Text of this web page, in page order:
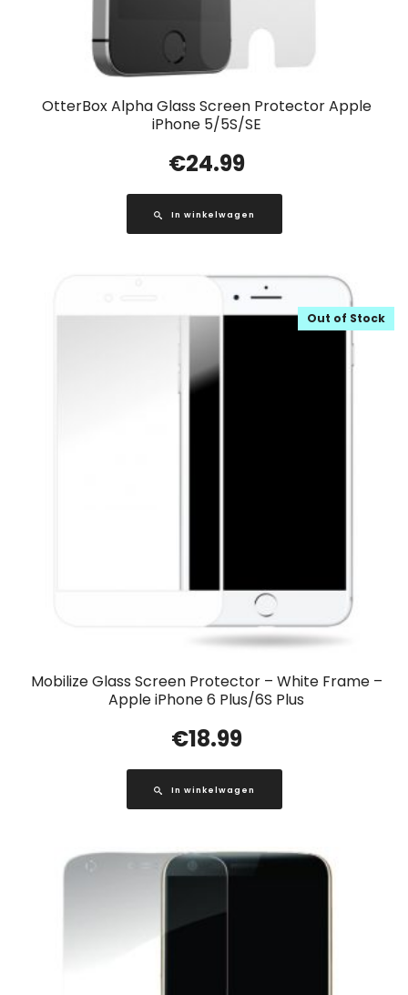
OtterBox Alpha Glass Screen Protector Apple
iPhone 5/5S/SE
€24.99
In winkelwagen
Mobilize Glass Screen Protector – White Frame –
Apple iPhone 6 Plus/6S Plus
Out of Stock
€18.99
In winkelwagen